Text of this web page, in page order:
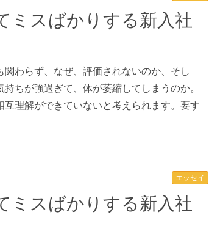
わらず、なぜ、評価されないのか、そし
ちが強過ぎて、体が萎縮してしまうのか。
理解ができていないと考えられます。要す
エッセイ